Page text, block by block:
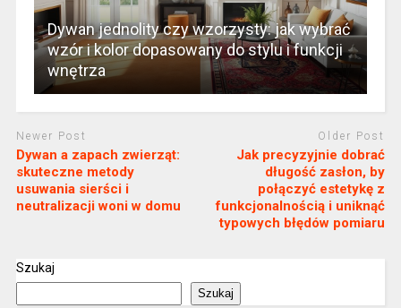
Dywan jednolity czy wzorzysty: jak wybrać
wzór i kolor dopasowany do stylu i funkcji
wnętrza
Newer Post
Dywan a zapach zwierząt:
skuteczne metody
usuwania sierści i
neutralizacji woni w domu
Older Post
Jak precyzyjnie dobrać
długość zasłon, by
połączyć estetykę z
funkcjonalnością i uniknąć
typowych błędów pomiaru
Szukaj
Szukaj